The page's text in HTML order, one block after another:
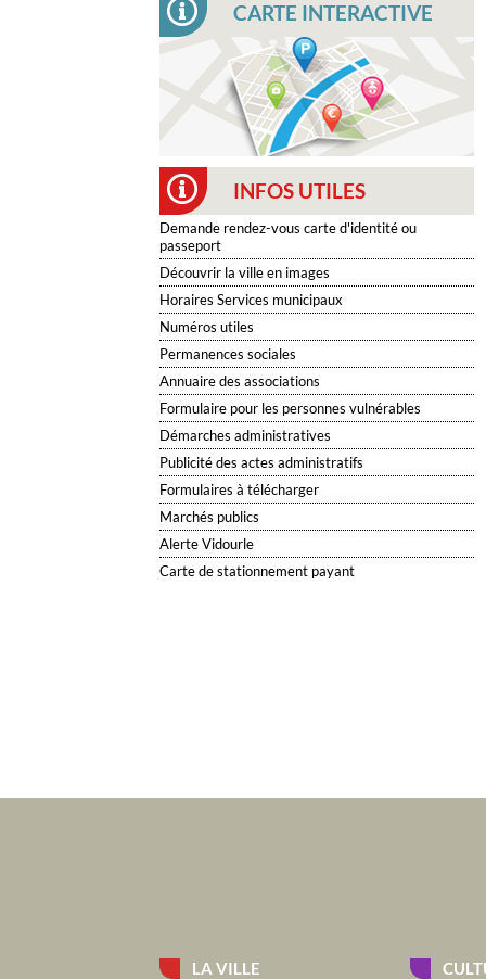
CARTE INTERACTIVE
INFOS UTILES
Demande rendez-vous carte d'identité ou
passeport
Découvrir la ville en images
Horaires Services municipaux
Numéros utiles
Permanences sociales
Annuaire des associations
Formulaire pour les personnes vulnérables
Démarches administratives
Publicité des actes administratifs
Formulaires à télécharger
Marchés publics
Alerte Vidourle
Carte de stationnement payant
LA VILLE